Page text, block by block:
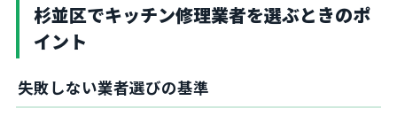
杉並区でキッチン修理業者を選ぶときのポ
イント
失敗しない業者選びの基準